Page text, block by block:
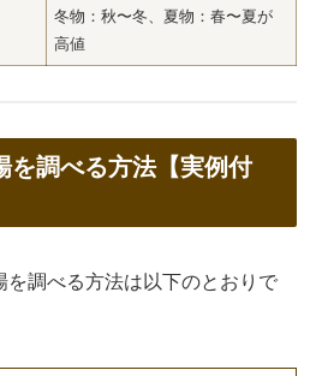
冬物：秋〜冬、夏物：春〜夏が
高値
を調べる方法【実例付
を調べる方法は以下のとおりで